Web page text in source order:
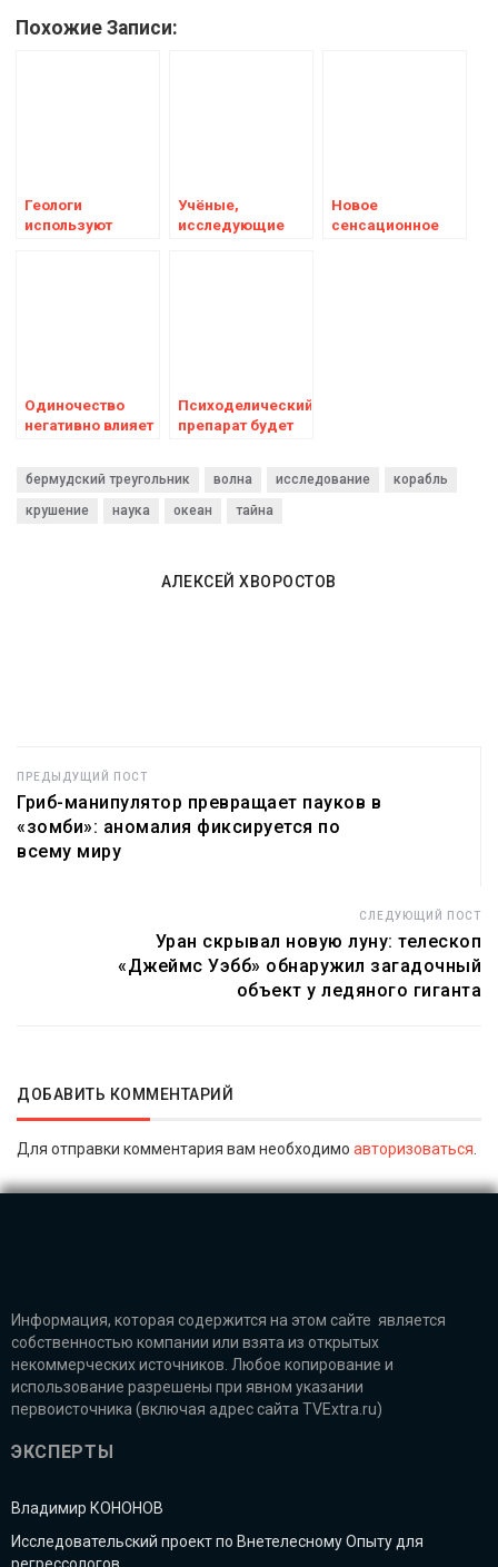
Похожие Записи:
Геологи
используют
Учёные,
исследующие
Новое
сенсационное
Одиночество
негативно влияет
Психоделический
препарат будет
для борьбы со
злоупотреблением
бермудский треугольник волна исследование
корабль
крушение
наука океан тайна
АЛЕКСЕЙ ХВОРОСТОВ
ПРЕДЫДУЩИЙ ПОСТ
Гриб-манипулятор превращает пауков в
«зомби»: аномалия фиксируется по
всему миру
СЛЕДУЮЩИЙ ПОСТ
Уран скрывал новую луну: телескоп
«Джеймс Уэбб» обнаружил загадочный
объект у ледяного гиганта
ДОБАВИТЬ КОММЕНТАРИЙ
Для отправки комментария вам необходимо авторизоваться
Информация, которая содержится на этом сайте является
собственностью компании или взята из открытых
некоммерческих источников. Любое копирование и
использование разрешены при явном указании
первоисточника (включая адрес сайта TVExtra.ru)
ЭКСПЕРТЫ
Владимир КОНОНОВ
Исследовательский проект по Внетелесному Опыту для